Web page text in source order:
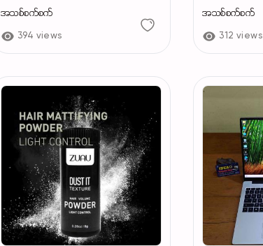
အသစ်စက်စက်
394 views
အသစ်စက်စက်
312 views